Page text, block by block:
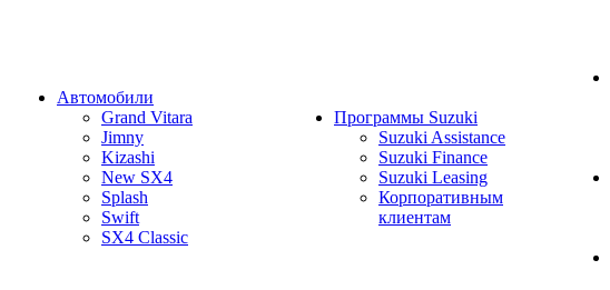
Автомобили
Grand Vitara
Jimny
Kizashi
New SX4
Splash
Swift
SX4 Classic
Программы Suzuki
Suzuki Assistance
Suzuki Finance
Suzuki Leasing
Корпоративным
клиентам